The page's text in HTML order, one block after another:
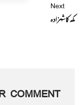
Next
مکہ کا شہزادہ
COMMENT